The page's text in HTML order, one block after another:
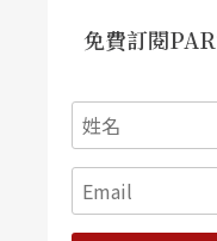
被學院派斥為無稽
拓展運用到更多形
的展現與推進再不
免費訂閱